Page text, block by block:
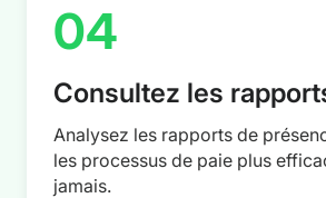
04
Consultez les
Analysez les rapports de
les processus de paie plus
jamais.